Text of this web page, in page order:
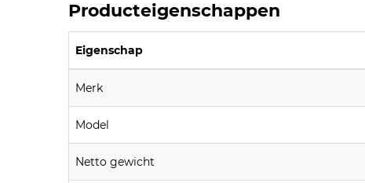
Producteigenschappen
Eigenschap
Merk
Model
Netto gewicht